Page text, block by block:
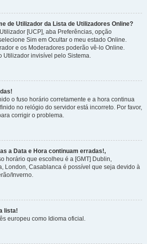
de Utilizador da Lista de Utilizadores Online?
[UCP], aba Preferências, opção
Sim em Ocultar o meu estado Online.
e os Moderadores poderão vê-lo Online.
Utilizador invisível pelo Sistema.
o fuso horário corretamente e a hora continua
no relógio do servidor está incorreto. Por favor,
corrigir o problema.
a Data e Hora continuam erradas!,
horário que escolheu é a [GMT] Dublin,
London, Casablanca é possível que seja devido à
Inverno.
lista!
europeu como Idioma oficial.